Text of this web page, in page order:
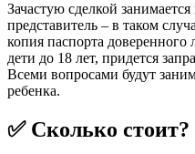
Зачастую сделкой
представитель – в таком
копия паспорта доверенного
дети до 18 лет, придется
Всеми вопросами будут
ребенка.
✅ Сколько стоит?